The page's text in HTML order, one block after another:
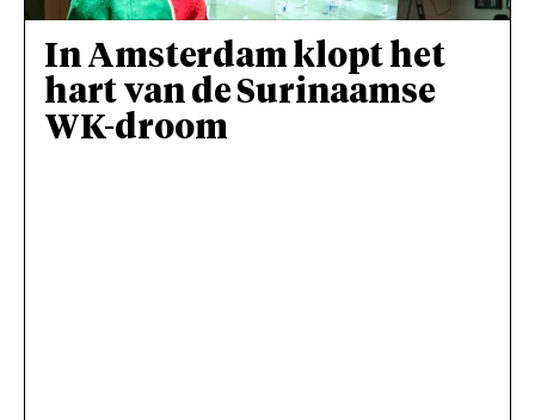
In Amsterdam klopt het
hart van de Surinaamse
WK-droom